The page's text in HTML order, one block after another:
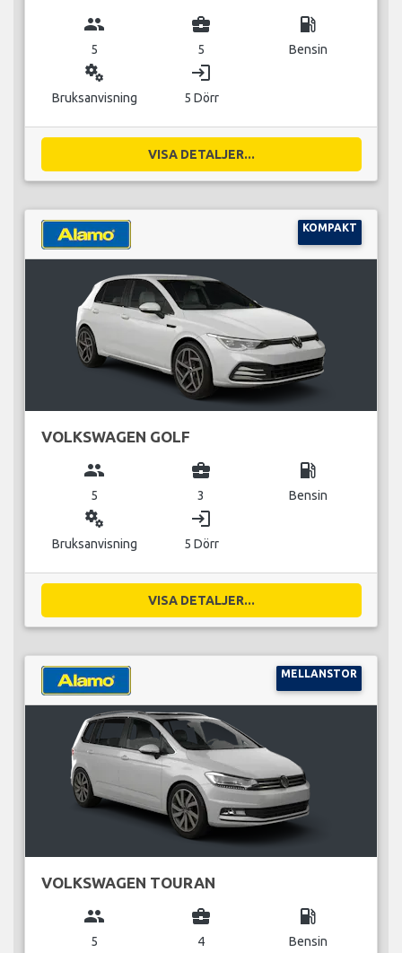
group
5
business_center
5
local_gas_station
Bensin
miscellaneous_services
Bruksanvisning
login
5 Dörr
VISA DETALJER...
KOMPAKT
VOLKSWAGEN GOLF
group
5
business_center
3
local_gas_station
Bensin
miscellaneous_services
Bruksanvisning
login
5 Dörr
VISA DETALJER...
MELLANSTOR
VOLKSWAGEN TOURAN
group
5
business_center
4
local_gas_station
Bensin